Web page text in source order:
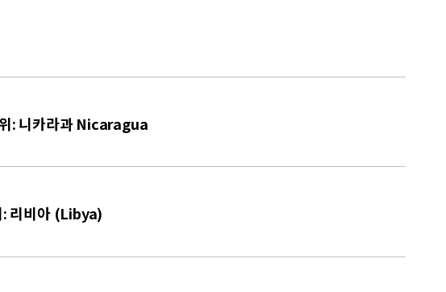
: 니카라과 Nicaragua
리비아 (Libya)